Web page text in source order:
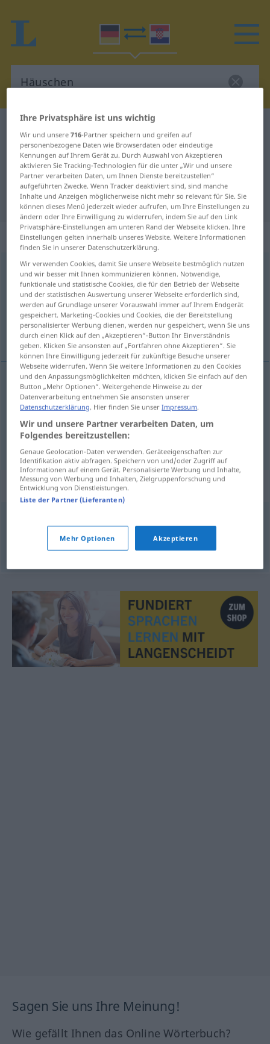
Deutsch-Kroatisch Übersetzung für
"Häuschen"
"Häuschen" Kroatisch Übersetzung
„Häuschen“: Neutrum
Häuschenn <-s;Häuschen>
Übersicht aller Übersetzungen
(Für mehr Details die Übersetzung anklicken/antippen)
kućica, zahod
kućica Häuschen
zahod HäuschenWC
Synonyme für "Häuschen"
Sagen Sie uns Ihre Meinung!
Wie gefällt Ihnen das Online Wörterbuch?
Ihre Privatsphäre ist uns wichtig
Wir und unsere716-Partner speichern und greifen auf
personenbezogene Daten wie Browserdaten oder eindeutige
Kennungen auf Ihrem Gerät zu. Durch Auswahl von Akzeptieren
aktivieren Sie Tracking-Technologien für die unter „Wir und unsere
Partner verarbeiten Daten, um Ihnen Dienste bereitzustellen“
aufgeführten Zwecke. Wenn Tracker deaktiviert sind, sind manche
Inhalte und Anzeigen möglicherweise nicht mehr so relevant für Sie. Sie
können dieses Menü jederzeit wieder aufrufen, um Ihre Einstellungen zu
ändern oder Ihre Einwilligung zu widerrufen, indem Sie auf den Link
Privatsphäre-Einstellungen am unteren Rand der Webseite klicken. Ihre
Einstellungen gelten innerhalb unseres Website. Weitere Informationen
finden Sie in unserer Datenschutzerklärung.
Wir verwenden Cookies, damit Sie unsere Webseite bestmöglich nutzen
und wir besser mit Ihnen kommunizieren können. Notwendige,
funktionale und statistische Cookies, die für den Betrieb der Webseite
und der statistischen Auswertung unserer Webseite erforderlich sind,
werden auf Grundlage unserer Vorauswahl immer auf Ihrem Endgerät
gespeichert. Marketing-Cookies und Cookies, die der Bereitstellung
personalisierter Werbung dienen, werden nur gespeichert, wenn Sie uns
durch einen Klick auf den „Akzeptieren“-Button Ihr Einverständnis
geben. Klicken Sie ansonsten auf „Fortfahren ohne Akzeptieren“. Sie
können Ihre Einwilligung jederzeit für zukünftige Besuche unserer
Webseite widerrufen. Wenn Sie weitere Informationen zu den Cookies
und den Anpassungsmöglichkeiten möchten, klicken Sie einfach auf den
Button „Mehr Optionen“. Weitergehende Hinweise zu der
Datenverarbeitung entnehmen Sie ansonsten unserer
Datenschutzerklärung. Hier finden Sie unserImpressum.
Wir und unsere Partner verarbeiten Daten, um
Folgendes bereitzustellen:
Genaue Geolocation-Daten verwenden. Geräteeigenschaften zur
Identifikation aktiv abfragen. Speichern von und/oder Zugriff auf
Informationen auf einem Gerät. Personalisierte Werbung und Inhalte,
Messung von Werbung und Inhalten, Zielgruppenforschung und
Entwicklung von Dienstleistungen.
Liste der Partner (Lieferanten)
Mehr Optionen Akzeptieren